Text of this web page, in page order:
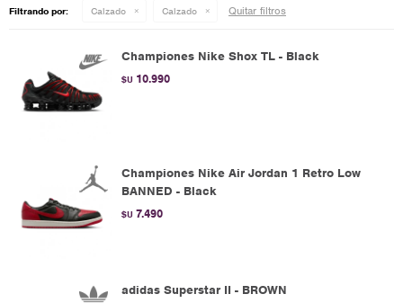
Filtrando por: Calzado Calzado Quitar filtros
Championes Nike Shox TL - Black
$U 10.990
Championes Nike Air Jordan 1 Retro Low
BANNED - Black
$U 7.490
adidas Superstar II - BROWN